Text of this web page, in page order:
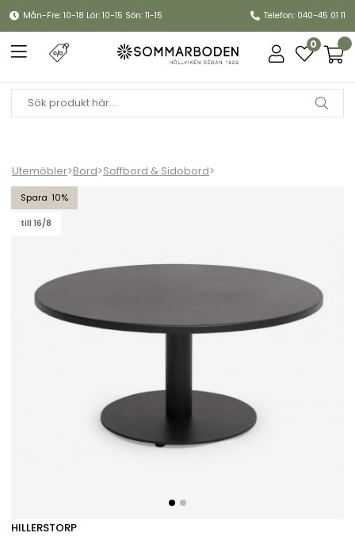
Mån-Fre: 10-18 Lör: 10-15 Sön: 11-15 Telefon: 040-45 01 11
0
Utemöbler>Bord>Soffbord & Sidobord>
10
till 16/8
Näsby soffbord Ø 80 H39 cm - svart
HILLERSTORP